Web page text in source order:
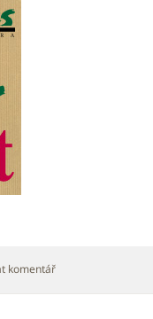
komentářpro text s názvem